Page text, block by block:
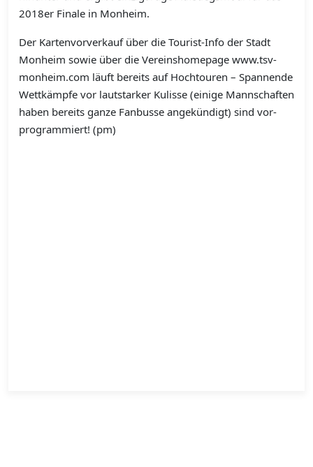
2018er Finale in Monheim.
Der Kartenvorverkauf über die Tourist-Info der Stadt
Monheim sowie über die Vereinshomepage www.tsv-
monheim.com läuft bereits auf Hochtouren – Spannende
Wettkämpfe vor lautstarker Kulisse (einige Mannschaften
haben bereits ganze Fanbusse angekündigt) sind vor-
programmiert! (pm)